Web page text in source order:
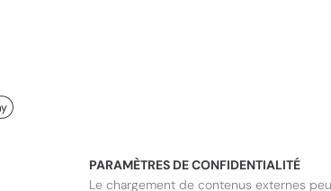
PARAMÈTRES DE CONFIDENTIALITÉ
Le chargement de contenus externes